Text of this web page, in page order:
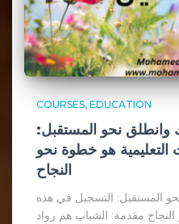
COURSES EDUCATION
نحو المستقبل:
هو خطوة نحو
النجاح
المستقبل: التسجيل في هذه
مقدمة: الشباب هم رواد